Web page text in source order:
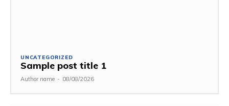
UNCATEGORIZED
Sample post title 1
Author name - 08/08/2026